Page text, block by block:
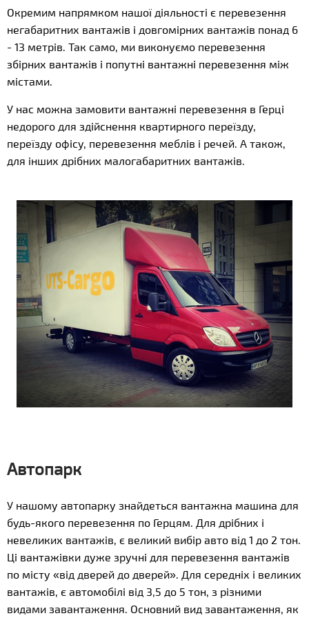
Окремим напрямком нашої діяльності є перевезення
негабаритних вантажів і довгомірних вантажів понад 6
- 13 метрів. Так само, ми виконуємо перевезення
збірних вантажів і попутні вантажні перевезення між
містами.
У нас можна замовити вантажні перевезення в Герці
недорого для здійснення квартирного переїзду,
переїзду офісу, перевезення меблів і речей. А також,
для інших дрібних малогабаритних вантажів.
Автопарк
У нашому автопарку знайдеться вантажна машина для
будь-якого перевезення по Герцям. Для дрібних і
невеликих вантажів, є великий вибір авто від 1 до 2 тон.
Ці вантажівки дуже зручні для перевезення вантажів
по місту «від дверей до дверей». Для середніх і великих
вантажів, є автомобілі від 3,5 до 5 тон, з різними
видами завантаження. Основний вид завантаження, як